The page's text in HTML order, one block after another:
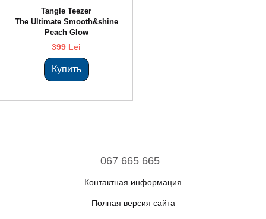
Tangle Teezer
The Ultimate Smooth&shine
Peach Glow
399 Lei
Купить
067 665 665
Контактная информация
Полная версия сайта